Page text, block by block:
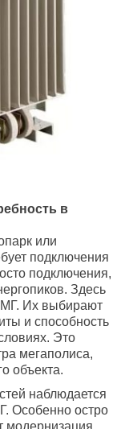
в
или
подключения
подключения,
Здесь
Их выбирают
и способность
Это
мегаполиса,
объекта.
наблюдается
Особенно остро
модернизация